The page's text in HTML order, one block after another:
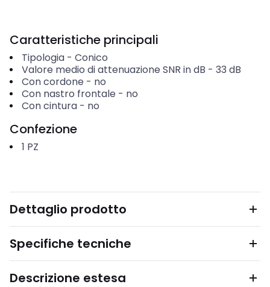
Caratteristiche principali
Tipologia- Conico
Valore medio di attenuazione SNR in dB - 33 dB
Con cordone - no
Con nastro frontale - no
Con cintura- no
Confezione
1 PZ
Dettaglio prodotto
Specifiche tecniche
Descrizione estesa